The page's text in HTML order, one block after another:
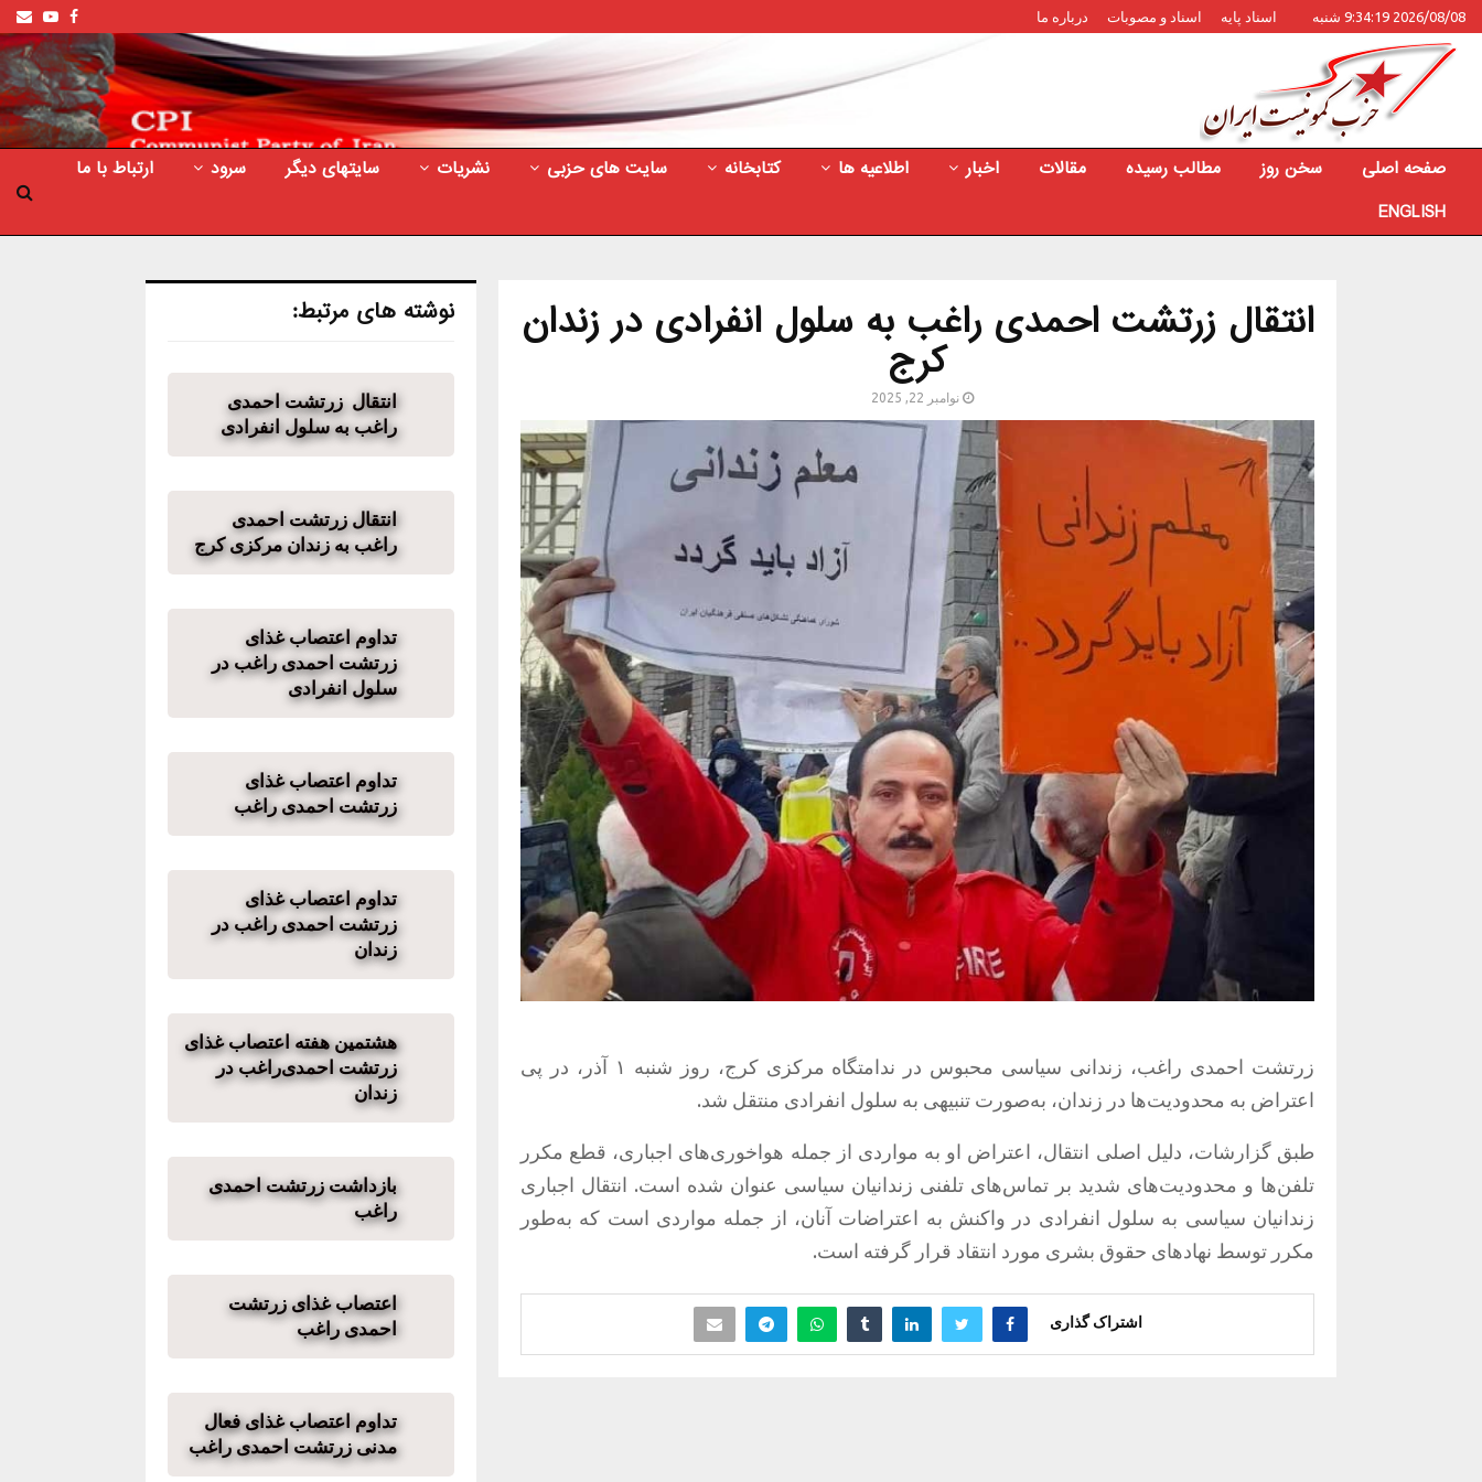
2026/08/08 9:34:19 شنبه اسناد پایه اسناد و مصوبات درباره ما Facebook
صفحه اصلی سخن روز مطالب رسیده مقالات اخبار اطلاعیه ها کتابخانه سایت های حزبی نشریات سایتهای دیگر سرود
ارتباط با ما
ENGLISH
انتقال زرتشت احمدی راغب به سلول انفرادی در زندان
کرج
نوامبر 22, 2025
زرتشت احمدی راغب، زندانی سیاسی محبوس در ندامتگاه مرکزی کرج، روز شنبه ۱ آذر، در پی
اعتراض به محدودیت‌ها در زندان، به‌صورت تنبیهی به سلول انفرادی منتقل شد.
طبق گزارشات، دلیل اصلی انتقال، اعتراض او به مواردی از جمله هواخوری‌های اجباری، قطع مکرر
تلفن‌ها و محدودیت‌های شدید بر تماس‌های تلفنی زندانیان سیاسی عنوان شده است. انتقال اجباری
زندانیان سیاسی به سلول انفرادی در واکنش به اعتراضات آنان، از جمله مواردی است که به‌طور
مکرر توسط نهادهای حقوق بشری مورد انتقاد قرار گرفته است.
اشتراک گذاری
نوشته های مرتبط:
انتقال زرتشت احمدی
راغب به سلول انفرادی
انتقال زرتشت احمدی
راغب به زندان مرکزی کرج
تداوم اعتصاب غذای
زرتشت احمدی راغب در
سلول انفرادی
تداوم اعتصاب غذای
زرتشت احمدی راغب
تداوم اعتصاب غذای
زرتشت احمدی راغب در
زندان
هشتمین هفته اعتصاب غذای
زرتشت احمدی‌راغب در
زندان
بازداشت زرتشت احمدی
راغب
اعتصاب غذای زرتشت
احمدی راغب
تداوم اعتصاب غذای فعال
مدنی زرتشت احمدی راغب